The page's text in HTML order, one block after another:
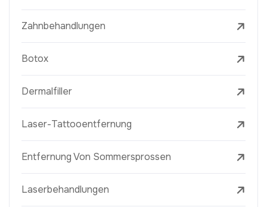
Zahnbehandlungen
Botox
Dermalfiller
Laser-Tattooentfernung
Entfernung Von Sommersprossen
Laserbehandlungen